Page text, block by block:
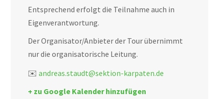
Entsprechend erfolgt die Teilnahme auch in
Eigenverantwortung.
Der Organisator/Anbieter der Tour übernimmt
nur die organisatorische Leitung.
✉️andreas.staudt@sektion-karpaten.de
+ zu Google Kalender hinzufügen